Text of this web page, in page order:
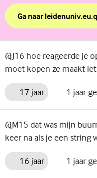
Ga naar
over Challenge
(Externe link)
@J16 hoe reageerde je
moet kopen ze maakt
17 jaar 1 jaar
@M15 dat was mijn
keer na als je een string
16 jaar 1 jaar